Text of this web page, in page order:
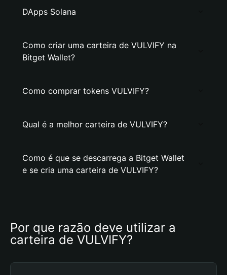
DApps Solana
Como criar uma carteira de VULVIFY na
Bitget Wallet?
Como comprar tokens VULVIFY?
Qual é a melhor carteira de VULVIFY?
Como é que se descarrega a Bitget Wallet
e se cria uma carteira de VULVIFY?
Por que razão deve utilizar a
carteira de VULVIFY?